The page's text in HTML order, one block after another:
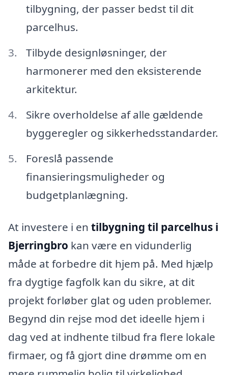
tilbygning, der passer bedst til dit
parcelhus.
Tilbyde designløsninger, der
harmonerer med den eksisterende
arkitektur.
Sikre overholdelse af alle gældende
byggeregler og sikkerhedsstandarder.
Foreslå passende
finansieringsmuligheder og
budgetplanlægning.
At investere i en tilbygning til parcelhus i
Bjerringbro kan være en vidunderlig
måde at forbedre dit hjem på. Med hjælp
fra dygtige fagfolk kan du sikre, at dit
projekt forløber glat og uden problemer.
Begynd din rejse mod det ideelle hjem i
dag ved at indhente tilbud fra flere lokale
firmaer, og få gjort dine drømme om en